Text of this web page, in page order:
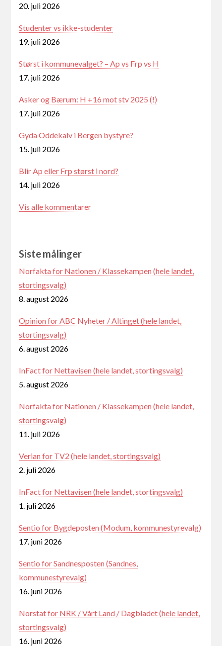
20. juli 2026
Studenter vs ikke-studenter
19. juli 2026
Størst i kommunevalget? – Ap vs Frp vs H
17. juli 2026
Asker og Bærum: H +16 mot stv 2025 (!)
17. juli 2026
Gyda Oddekalv i Bergen bystyre?
15. juli 2026
Blir Ap eller Frp størst i nord?
14. juli 2026
Vis alle kommentarer
Siste målinger
Norfakta for Nationen / Klassekampen (hele landet,
stortingsvalg)
8. august 2026
Opinion for ABC Nyheter / Altinget (hele landet,
stortingsvalg)
6. august 2026
InFact for Nettavisen (hele landet, stortingsvalg)
5. august 2026
Norfakta for Nationen / Klassekampen (hele landet,
stortingsvalg)
11. juli 2026
Verian for TV2 (hele landet, stortingsvalg)
2. juli 2026
InFact for Nettavisen (hele landet, stortingsvalg)
1. juli 2026
Sentio for Bygdeposten (Modum, kommunestyrevalg)
17. juni 2026
Sentio for Sandnesposten (Sandnes,
kommunestyrevalg)
16. juni 2026
Norstat for NRK / Vårt Land / Dagbladet (hele landet,
stortingsvalg)
16. juni 2026